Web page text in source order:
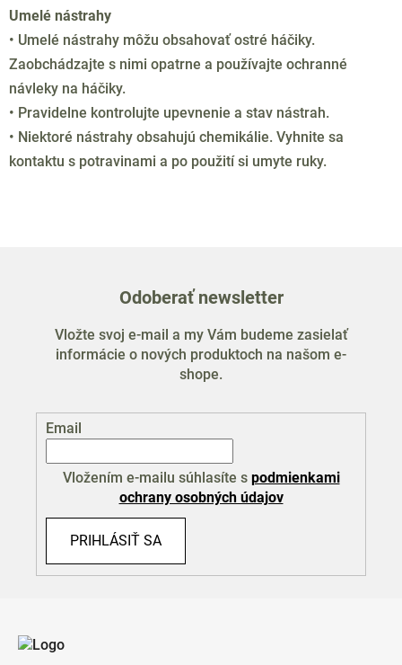
d
a
i
e
p
r
i
s
u
Umelé nástrahy
• Umelé nástrahy môžu obsahovať ostré háčiky.
Zaobchádzajte s nimi opatrne a používajte ochranné
návleky na háčiky.
• Pravidelne kontrolujte upevnenie a stav nástrah.
• Niektoré nástrahy obsahujú chemikálie. Vyhnite sa
kontaktu s potravinami a po použití si umyte ruky.
Odoberať newsletter
Vložte svoj e-mail a my Vám budeme zasielať
informácie o nových produktoch na našom e-
shope.
Email
Vložením e-mailu súhlasíte s podmienkami
ochrany osobných údajov
PRIHLÁSIŤ SA